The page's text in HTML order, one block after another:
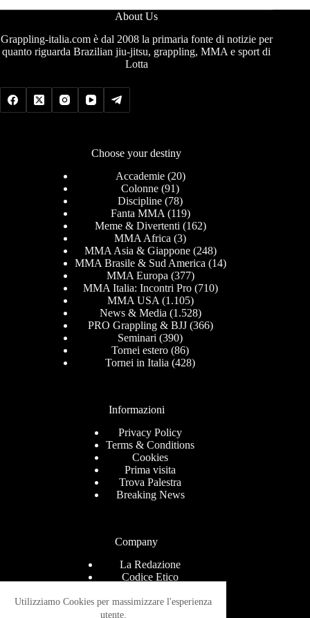
Utilizziamo Cookies per massimizzare l'esperienza
utente.
About Us
Grappling-italia.com è dal 2008 la primaria fonte di notizie per
quanto riguarda Brazilian jiu-jitsu, grappling, MMA e sport di
Lotta
Choose your destiny
Accademie(20)
Colonne (91)
Discipline (78)
Fanta MMA (119)
Meme & Divertenti (162)
MMA Africa (3)
MMA Asia & Giappone(248)
MMA Brasile & Sud America (14)
MMA Europa (377)
MMA Italia: Incontri Pro(710)
MMA USA (1.105)
News & Media (1.528)
PRO Grappling & BJJ(366)
Seminari (390)
Tornei estero (86)
Tornei in Italia (428)
Informazioni
Privacy Policy
Terms & Conditions
Cookies
Prima visita
Trova Palestra
Breaking News
Company
La Redazione
Codice Etico
Help Center